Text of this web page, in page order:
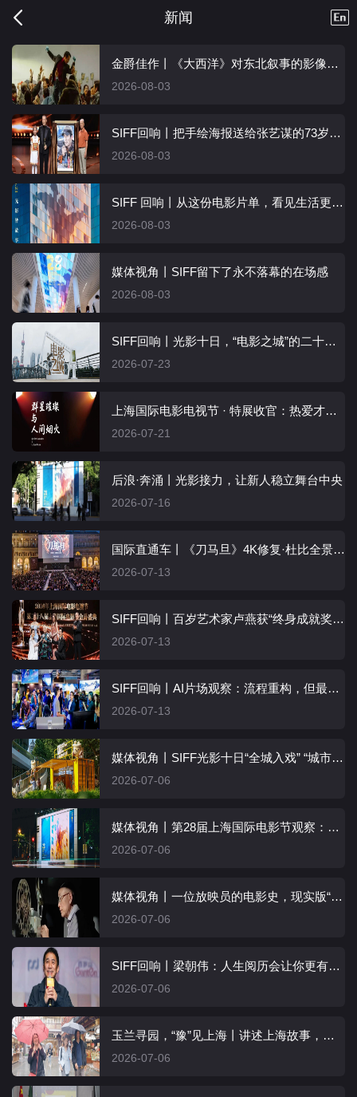
新闻
金爵佳作丨《大西洋》对东北叙事的影像新探
2026-08-03
SIFF回响丨把手绘海报送给张艺谋的73岁美工师：电影会让人年轻
2026-08-03
SIFF 回响丨从这份电影片单，看见生活更多的可能
2026-08-03
媒体视角丨SIFF留下了永不落幕的在场感
2026-08-03
SIFF回响丨光影十日，“电影之城”的二十四帧
2026-07-23
上海国际电影电视节 · 特展收官：热爱才是最珍贵的收藏
2026-07-21
后浪·奔涌丨光影接力，让新人稳立舞台中央
2026-07-16
国际直通车丨《刀马旦》4K修复·杜比全景声版亮相博洛尼亚探佚电影节
2026-07-13
SIFF回响丨百岁艺术家卢燕获“终身成就奖”：我不想退休，我还想演戏
2026-07-13
SIFF回响丨AI片场观察：流程重构，但最核心创造始终在人手里
2026-07-13
媒体视角丨SIFF光影十日“全城入戏” “城市片场”展现文化吸引力
2026-07-06
媒体视角丨第28届上海国际电影节观察：聚力时代新声 共筑世界光影
2026-07-06
媒体视角丨一位放映员的电影史，现实版“天堂电影院”
2026-07-06
SIFF回响丨梁朝伟：人生阅历会让你更有厚度和深度
2026-07-06
玉兰寻园，“豫”见上海丨讲述上海故事，共赏申城魅力
2026-07-06